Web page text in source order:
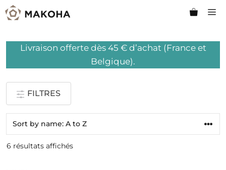
Aller
au
Livraison offerte dès 45 € d’achat (France et
Belgique).
FILTRES
6 résultats affichés